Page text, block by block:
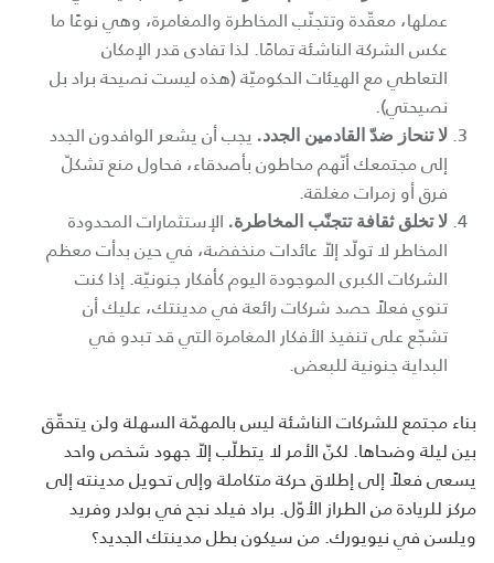
عملها، معقّدة وتتجنّب المخاطرة والمغامرة، وهي نوعًا ما
عكس الشركة الناشئة تمامًا. لذا تفادى قدر الإمكان
التعاطي مع الهيئات الحكوميّة (هذه ليست نصيحة براد بل
نصيحتي).
لا تنحاز ضدّ القادمين الجدد. يجب أن يشعر الوافدون الجدد
إلى مجتمعك أنّهم محاطون بأصدقاء، فحاول منع تشكلّ
فرق أو زمرات مغلقة.
لا تخلق ثقافة تتجنّب المخاطرة. الإستثمارات المحدودة
المخاطر لا تولّد إلاّ عائدات منخفضة، في حين بدأت معظم
الشركات الكبرى الموجودة اليوم كأفكار جنونيّة. إذا كنت
تنوي فعلاً حصد شركات رائعة في مدينتك، عليك أن
تشجّع على تنفيذ الأفكار المغامرة التي قد تبدو في
البداية جنونية للبعض.
بناء مجتمع للشركات الناشئة ليس بالمهمّة السهلة ولن يتحقّق
بين ليلة وضحاها. لكنّ الأمر لا يتطلّب إلاّ جهود شخص واحد
يسعى فعلاً إلى إطلاق حركة متكاملة وإلى تحويل مدينته إلى
مركز للريادة من الطراز الأوّل. براد فيلد نجح في بولدر وفريد
ويلسن في نيويورك. من سيكون بطل مدينتك الجديد؟